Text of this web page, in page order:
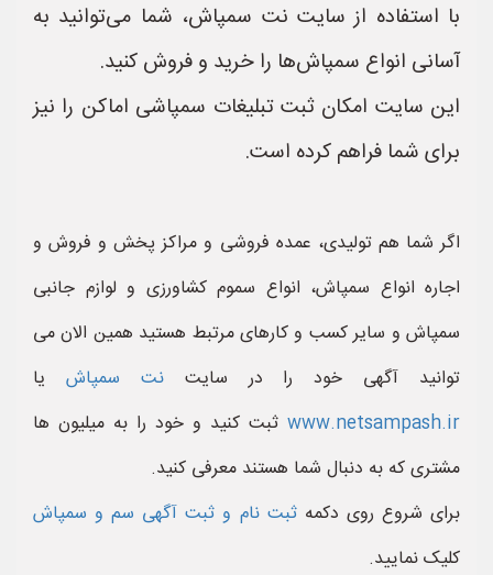
با استفاده از سایت نت سمپاش، شما می‌توانید به
آسانی انواع سمپاش‌ها را خرید و فروش کنید.
این سایت امکان ثبت تبلیغات سمپاشی اماکن را نیز
برای شما فراهم کرده است.
اگر شما هم تولیدی، عمده فروشی و مراکز پخش و فروش و
اجاره انواع سمپاش، انواع سموم کشاورزی و لوازم جانبی
سمپاش و سایر کسب و کارهای مرتبط هستید همین الان می
توانید آگهی خود را در سایتنت سمپاش یا
www.netsampash.ir ثبت کنید و خود را به میلیون ها
مشتری که به دنبال شما هستند معرفی کنید.
برای شروع روی دکمهثبت نام و ثبت آگهی سم و سمپاش
کلیک نمایید.